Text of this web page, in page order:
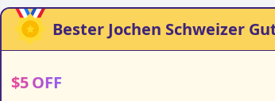
Bester Jochen Schweizer
$5OFF